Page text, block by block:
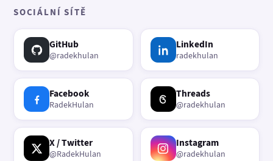
SOCIÁLNÍ SÍTĚ
GitHub
@radekhulan
LinkedIn
radekhulan
Facebook
RadekHulan
Threads
@radekhulan
X / Twitter
@RadekHulan
Instagram
@radekhulan